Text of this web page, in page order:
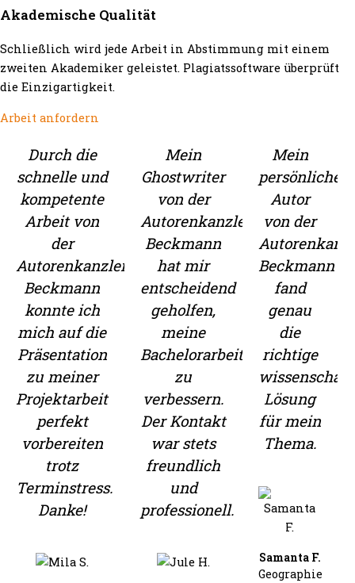
Akademische Qualität
Schließlich wird jede Arbeit in Abstimmung mit einem
zweiten Akademiker geleistet. Plagiatssoftware überprüft
die Einzigartigkeit.
Arbeit anfordern
Durch die
schnelle und
kompetente
Arbeit von
der
Autorenkanzlei
Beckmann
konnte ich
mich auf die
Präsentation
zu meiner
Projektarbeit
perfekt
vorbereiten
trotz
Terminstress.
Danke!
Mein
Ghostwriter
von der
Autorenkanzlei
Beckmann
hat mir
entscheidend
geholfen,
meine
Bachelorarbeit
zu
verbessern.
Der Kontakt
war stets
freundlich
und
professionell.
Mein
persönlicher
Autor
von der
Beckmann
fand
genau
die
richtige
Lösung
für mein
Thema.
Samanta F.
Geographie